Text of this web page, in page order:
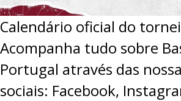
Calendário oficial do
Acompanha tudo sobre
Portugal através das
sociais: Facebook,